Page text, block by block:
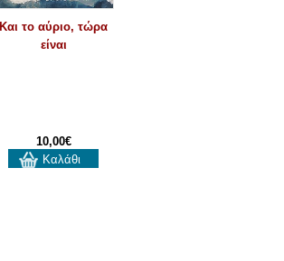
Και το αύριο, τώρα
είναι
10,00€
Καλάθι